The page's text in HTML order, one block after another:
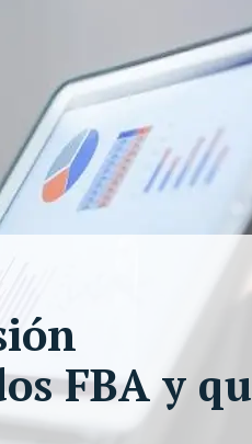
FBA y